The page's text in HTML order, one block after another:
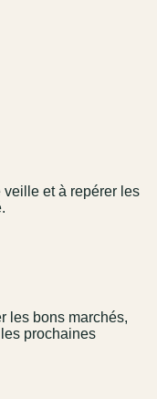
veille et à repérer les
les bons marchés,
prochaines